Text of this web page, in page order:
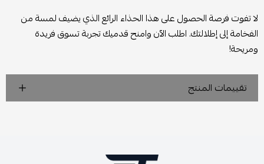
لا تفوت فرصة الحصول على هذا الحذاء الرائع الذي يضيف لمسة من
الفخامة إلى إطلالتك. اطلب الآن وامنح قدميك تجربة تسوق فريدة
ومريحة!
تقييمات المنتج